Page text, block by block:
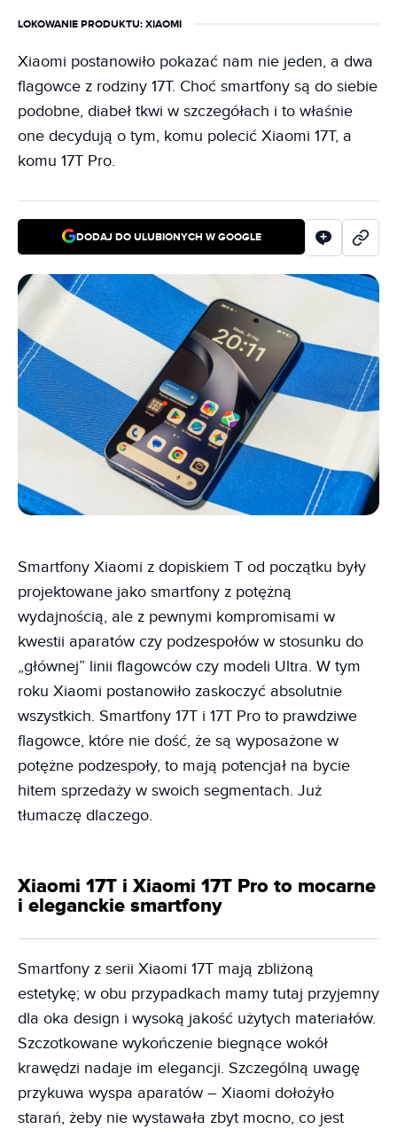
LOKOWANIE PRODUKTU: XIAOMI
Xiaomi postanowiło pokazać nam nie jeden, a dwa
flagowce z rodziny 17T. Choć smartfony są do siebie
podobne, diabeł tkwi w szczegółach i to właśnie
one decydują o tym, komu polecić Xiaomi 17T, a
komu 17T Pro.
DODAJ DO ULUBIONYCH W GOOGLE
Smartfony Xiaomi z dopiskiem T od początku były
projektowane jako smartfony z potężną
wydajnością, ale z pewnymi kompromisami w
kwestii aparatów czy podzespołów w stosunku do
„głównej” linii flagowców czy modeli Ultra. W tym
roku Xiaomi postanowiło zaskoczyć absolutnie
wszystkich. Smartfony 17T i 17T Pro to prawdziwe
flagowce, które nie dość, że są wyposażone w
potężne podzespoły, to mają potencjał na bycie
hitem sprzedaży w swoich segmentach. Już
tłumaczę dlaczego.
Xiaomi 17T i Xiaomi 17T Pro to mocarne
i eleganckie smartfony
Smartfony z serii Xiaomi 17T mają zbliżoną
estetykę; w obu przypadkach mamy tutaj przyjemny
dla oka design i wysoką jakość użytych materiałów.
Szczotkowane wykończenie biegnące wokół
krawędzi nadaje im elegancji. Szczególną uwagę
przykuwa wyspa aparatów – Xiaomi dołożyło
starań, żeby nie wystawała zbyt mocno, co jest